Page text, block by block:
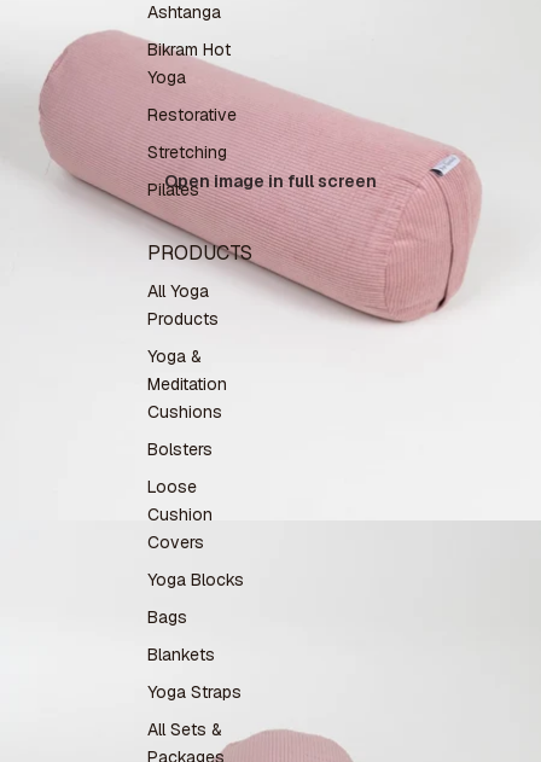
Ashtanga
Bikram Hot
Yoga
Restorative
Stretching
Pilates
PRODUCTS
All Yoga
Products
Yoga &
Meditation
Cushions
Bolsters
Loose
Cushion
Covers
Yoga Blocks
Bags
Blankets
Yoga Straps
All Sets &
Packages
Open image in full screen